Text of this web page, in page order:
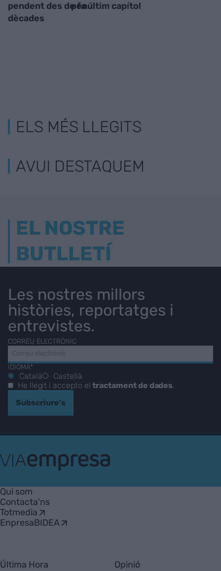
pendent des de fa
dècades
penúltim capítol
ELS MÉS LLEGITS
AVUI DESTAQUEM
EL NOSTRE
BUTLLETÍ
Les nostres millors
històries, reportatges i
entrevistes.
CORREU ELECTRÒNIC
IDIOMA*
Català
Castellà
He llegit i accepto eltractament de dades.
Subscriure's
Empresa
Qui som
Contacta'ns
Totmedia
EnpresaBIDEA
Última Hora Opinió